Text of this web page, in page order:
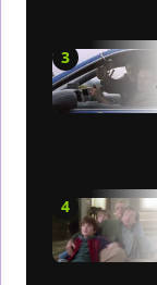
3
4